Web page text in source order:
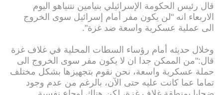
قال رئيس الحكومة الإسرائيلي بنيامين نتنياهو اليوم
الاربعاء انه "لن يكون مفر أمام إسرائيل سوى الخروج
الى عملية عسكرية واسعة ضد غزة".
وخلال حديثه أمام رؤساء السطات المحلية في غلاف غزة
قال:"من الممكن جدا ان لا يكون مفر سوى الخروج الى
حملة عسكرية واسعة، نحن نقوم بتجهيزها بشكل مختلف
تماما عما كانت عليه حتى الآن، بالرغم من عدم وجود